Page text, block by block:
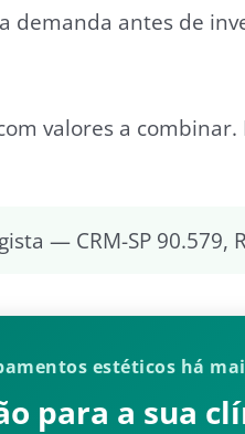
demanda antes de
valores a
— CRM-SP 90.579,
estéticos há
para a sua